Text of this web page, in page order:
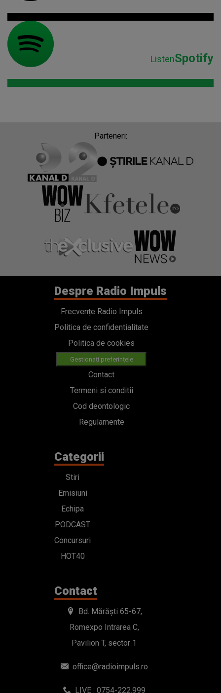
ListenSpotify
Parteneri:
Despre Radio Impuls
Frecvențe Radio Impuls
Politica de confidentialitate
Politica de cookies
Gestionați preferințele
Contact
Termeni si conditii
Cod deontologic
Regulamente
Categorii
Stiri
Emisiuni
Echipa
PODCAST
Concursuri
HOT40
Contact
Bd. Mărăști 65-67,
Romexpo Intrarea C,
Pavilion T, sector 1
office@radioimpuls.ro
LIVE : 0754-222.999